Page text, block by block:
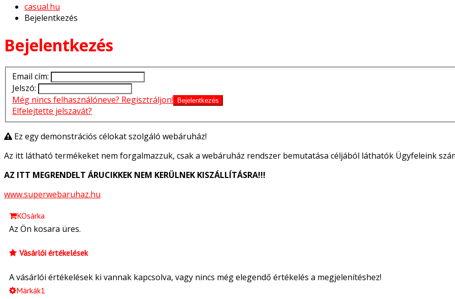
casual.hu
Bejelentkezés
Bejelentkezés
Email cím:
Jelszó:
Még nincs felhasználóneve? Regisztráljon!
Elfelejtette jelszavát?
Ez egy demonstrációs célokat szolgáló webáruház!
Az itt látható termékeket nem forgalmazzuk, csak a webáruház rendszer bemutatása céljából láthatók Ügyfeleink
AZ ITT MEGRENDELT ÁRUCIKKEK NEM KERÜLNEK KISZÁLLÍTÁSRA!!!
www.superwebaruhaz.hu
KOsárka
Az Ön kosara üres.
Vásárlói értékelések
A vásárlói értékelések ki vannak kapcsolva, vagy nincs még elegendő értékelés a megjelenítéshez!
Márkák1